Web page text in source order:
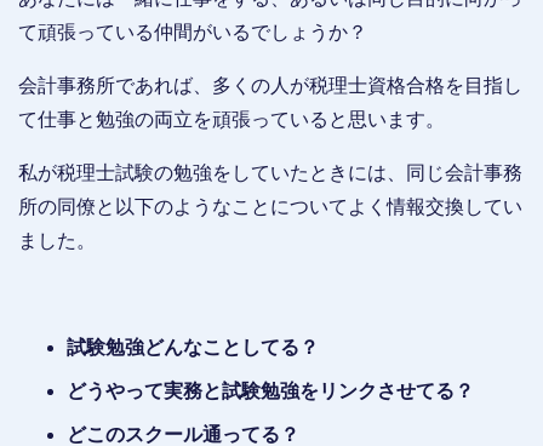
て頑張っている仲間がいるでしょうか？
会計事務所であれば、多くの人が税理士資格合格を目指し
て仕事と勉強の両立を頑張っていると思います。
私が税理士試験の勉強をしていたときには、同じ会計事務
所の同僚と以下のようなことについてよく情報交換してい
ました。
試験勉強どんなことしてる？
どうやって実務と試験勉強をリンクさせてる？
どこのスクール通ってる？